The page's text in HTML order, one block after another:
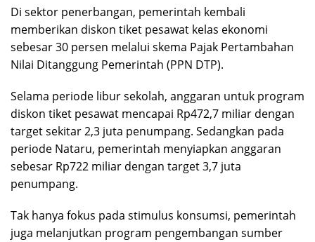
Di sektor penerbangan, pemerintah kembali
memberikan diskon tiket pesawat kelas ekonomi
sebesar 30 persen melalui skema Pajak Pertambahan
Nilai Ditanggung Pemerintah (PPN DTP).
Selama periode libur sekolah, anggaran untuk program
diskon tiket pesawat mencapai Rp472,7 miliar dengan
target sekitar 2,3 juta penumpang. Sedangkan pada
periode Nataru, pemerintah menyiapkan anggaran
sebesar Rp722 miliar dengan target 3,7 juta
penumpang.
Tak hanya fokus pada stimulus konsumsi, pemerintah
juga melanjutkan program pengembangan sumber